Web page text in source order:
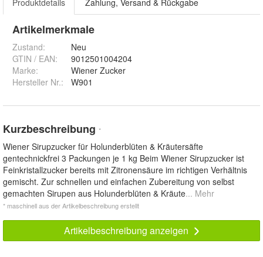
Produktdetails Zahlung, Versand & Rückgabe
Artikelmerkmale
Zustand:
Neu
GTIN / EAN:
9012501004204
Marke:
Wiener Zucker
Hersteller Nr.:
W901
Kurzbeschreibung *
Wiener Sirupzucker für Holunderblüten & Kräutersäfte
gentechnickfrei 3 Packungen je 1 kg Beim Wiener Sirupzucker ist
Feinkristallzucker bereits mit Zitronensäure im richtigen Verhältnis
gemischt. Zur schnellen und einfachen Zubereitung von selbst
gemachten Sirupen aus Holunderblüten & Kräute... Mehr
* maschinell aus der Artikelbeschreibung erstellt
Artikelbeschreibung anzeigen